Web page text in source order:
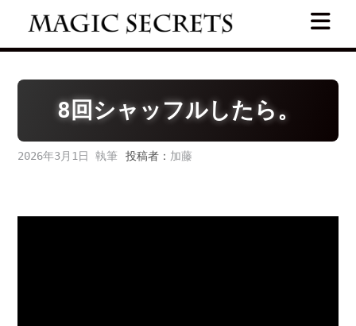
8回シャッフルしたら。
2026年3月1日 投稿者： 加藤